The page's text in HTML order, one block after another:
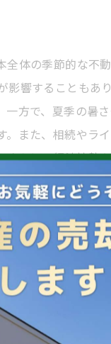
体の季節的な不
響することもあ
方で、夏季の暑
また、相続やラ
らに、経済情勢
整により、徳島
は売却のパート
丁寧さや提案内